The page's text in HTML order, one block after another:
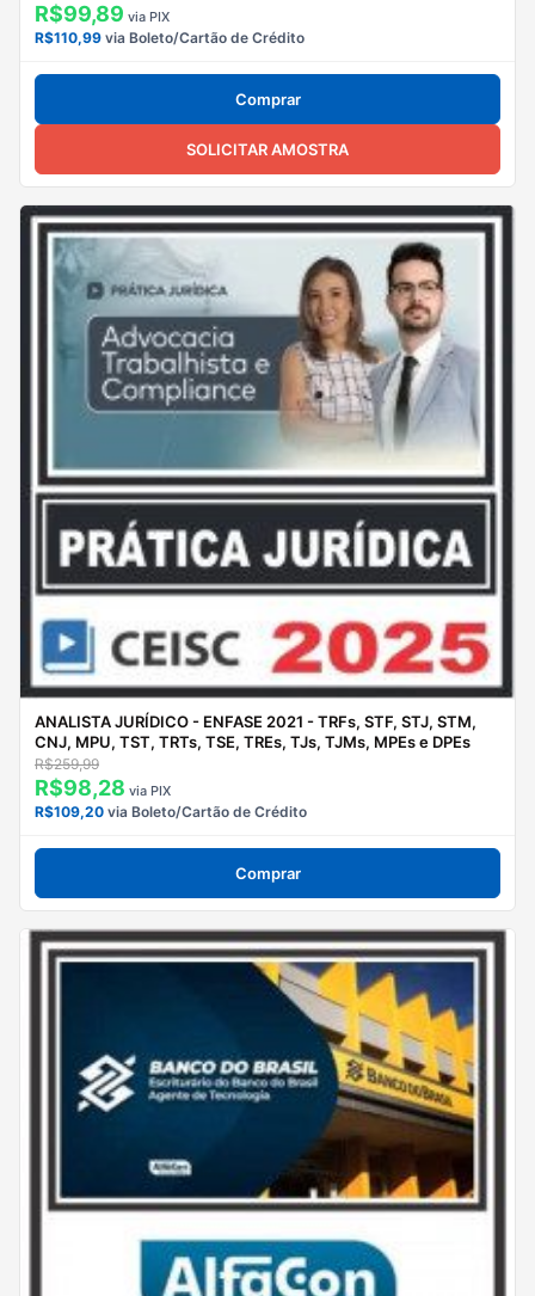
R$99,89 via PIX
R$110,99 via Boleto/Cartão de Crédito
Comprar
SOLICITAR AMOSTRA
ANALISTA JURÍDICO - ENFASE 2021 - TRFs, STF, STJ, STM,
CNJ, MPU, TST, TRTs, TSE, TREs, TJs, TJMs, MPEs e DPEs
R$259,99
R$98,28 via PIX
R$109,20 via Boleto/Cartão de Crédito
Comprar